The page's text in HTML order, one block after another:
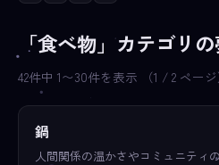
「食べ物」カテゴリ
42件中 1〜30件を表示 （1 / 2 ページ
鍋
人間関係の温かさやコミュニティ